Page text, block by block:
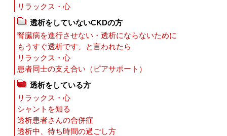
リラックス・心
透析をしていないCKDの方
腎臓病を進行させない・透析にならないために
もうすぐ透析です、と言われたら
リラックス・心
患者同士の支え合い（ピアサポート）
透析をしている方
リラックス・心
シャントを知る
透析患者さんの合併症
透析中、待ち時間の過ごし方